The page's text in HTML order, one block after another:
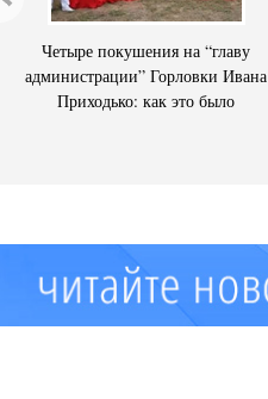
Четыре покушения на “главу
администрации” Горловки Ивана
Приходько: как это было